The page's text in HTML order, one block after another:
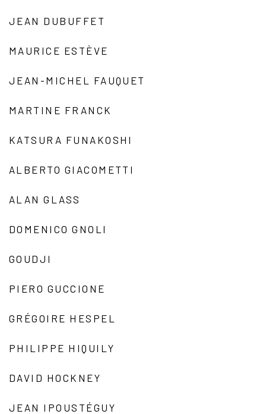
JEAN DUBUFFET
MAURICE ESTÈVE
JEAN-MICHEL FAUQUET
MARTINE FRANCK
KATSURA FUNAKOSHI
ALBERTO GIACOMETTI
ALAN GLASS
DOMENICO GNOLI
GOUDJI
PIERO GUCCIONE
GRÉGOIRE HESPEL
PHILIPPE HIQUILY
DAVID HOCKNEY
JEAN IPOUSTÉGUY